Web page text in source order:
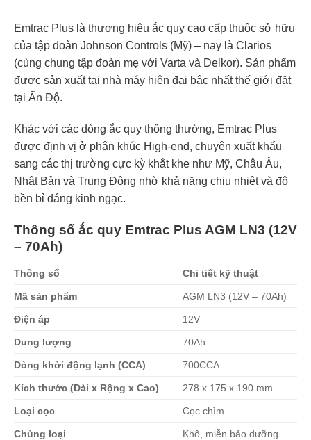
Emtrac Plus là thương hiệu ắc quy cao cấp thuộc sở hữu
của tập đoàn Johnson Controls (Mỹ) – nay là Clarios
(cùng chung tập đoàn mẹ với Varta và Delkor). Sản phẩm
được sản xuất tại nhà máy hiện đại bậc nhất thế giới đặt
tại Ấn Độ.
Khác với các dòng ắc quy thông thường, Emtrac Plus
được định vị ở phân khúc High-end, chuyên xuất khẩu
sang các thị trường cực kỳ khắt khe như Mỹ, Châu Âu,
Nhật Bản và Trung Đông nhờ khả năng chịu nhiệt và độ
bền bỉ đáng kinh ngạc.
Thông số ắc quy Emtrac Plus AGM LN3 (12V
– 70Ah)
Thông số Chi tiết kỹ thuật
Mã sản phẩm AGM LN3 (12V – 70Ah)
Điện áp 12V
Dung lượng 70Ah
Dòng khởi động lạnh (CCA) 700CCA
Kích thước (Dài x Rộng x Cao) 278 x 175 x 190 mm
Loại cọc Cọc chìm
Chủng loại Khô, miễn bảo dưỡng